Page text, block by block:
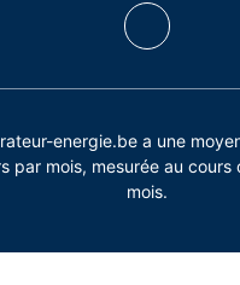
energie.be a une
par mois, mesurée au cours
mois.